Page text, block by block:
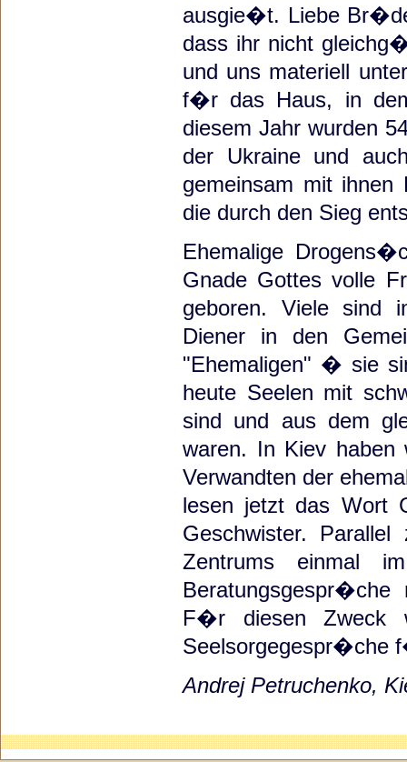
ausgie�t. Liebe
dass ihr nicht
und uns materiell
f�r das Haus, in
diesem Jahr wurden
der Ukraine und
gemeinsam mit
die durch den Sieg
Ehemalige
Gnade Gottes volle
geboren. Viele sind
Diener in den
"Ehemaligen" � sie
heute Seelen mit
sind und aus dem
waren. In Kiev
Verwandten der
lesen jetzt das Wort
Geschwister.
Zentrums einmal
F�r diesen Zweck
Seelsorgegespr�che
Andrej Petruchenko,